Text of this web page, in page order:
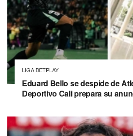
LIGA BETPLAY
Eduard Bello se despide de
Deportivo Cali prepara su